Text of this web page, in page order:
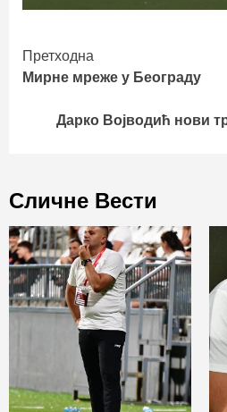
Continue
Reading
Претходна
Мирне мреже у Београду
Дарко Војводић нови
Сличне Вести